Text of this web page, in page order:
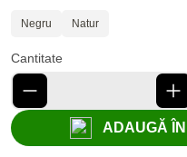
Negru Natur
Cantitate
ADAUGĂ